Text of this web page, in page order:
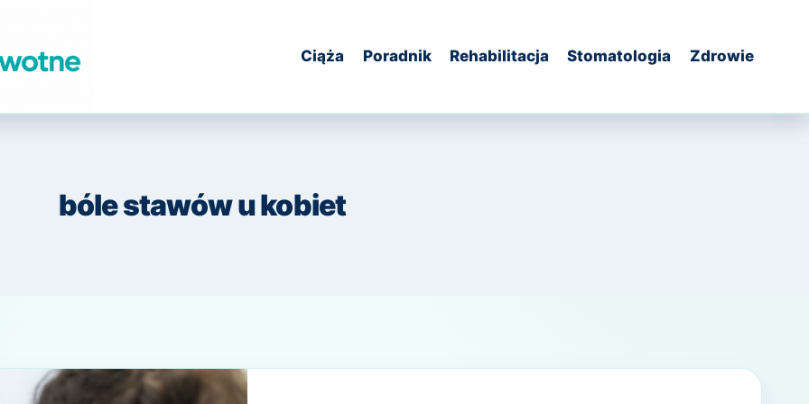
Ciąża Poradnik Rehabilitacja Stomatologia Zdrowie
bóle stawów u kobiet